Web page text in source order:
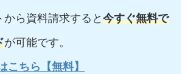
から資料請求すると今すぐ無料で
が可能です。
こちら【無料】